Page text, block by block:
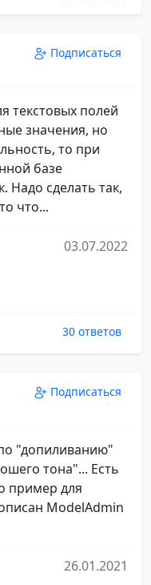
Подписаться
текстовых полей
значения, но
то при
базе
Надо сделать так,
что...
03.07.2022
30 ответов
Подписаться
"допиливанию"
тона"... Есть
пример для
ModelAdmin
26.01.2021